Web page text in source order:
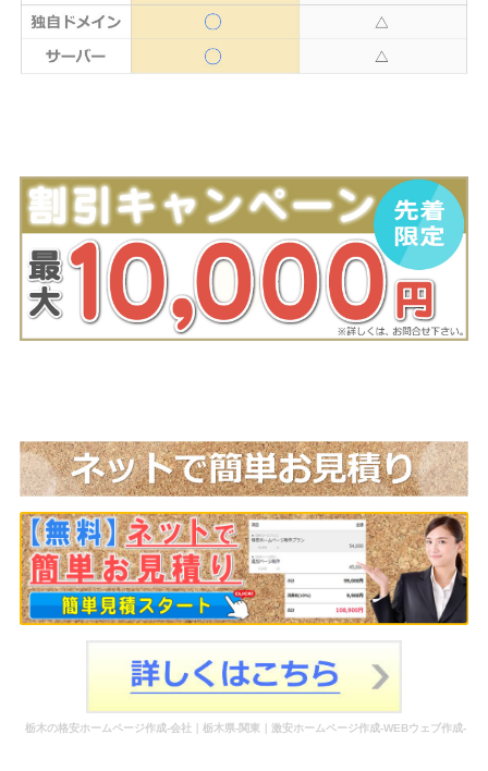
栃木の格安ホームページ作成-会社｜栃木県-関東｜激安ホームページ作成-WEBウェブ作成-